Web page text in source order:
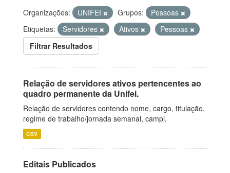
Organizações: UNIFEI Grupos:
Pessoas
Etiquetas:
Servidores Ativos
Pessoas
Filtrar Resultados
Relação de servidores ativos pertencentes ao
quadro permanente da Unifei.
Relação de servidores contendo nome, cargo, titulação,
regime de trabalho/jornada semanal, campi.
CSV
Editais Publicados